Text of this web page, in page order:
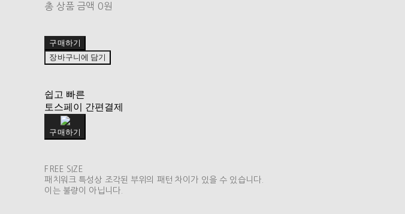
총 상품 금액 0원
구매하기
장바구니에 담기
쉽고 빠른
토스페이 간편결제
구매하기
FREE SIZE
패치워크 특성상 조각된 부위의 패턴 차이가 있을 수 있습니다.
이는 불량이 아닙니다.